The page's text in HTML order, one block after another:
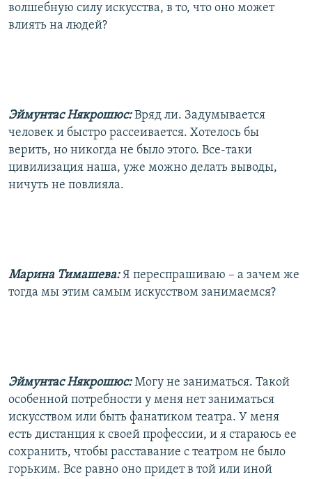
волшебную силу искусства, в то, что оно может
влиять на людей?
Эймунтас Някрошюс:Вряд ли. Задумывается
человек и быстро рассеивается. Хотелось бы
верить, но никогда не было этого. Все-таки
цивилизация наша, уже можно делать выводы,
ничуть не повлияла.
Марина Тимашева:Я переспрашиваю – а зачем же
тогда мы этим самым искусством занимаемся?
Эймунтас Някрошюс:Могу не заниматься. Такой
особенной потребности у меня нет заниматься
искусством или быть фанатиком театра. У меня
есть дистанция к своей профессии, и я стараюсь ее
сохранить, чтобы расставание с театром не было
горьким. Все равно оно придет в той или иной